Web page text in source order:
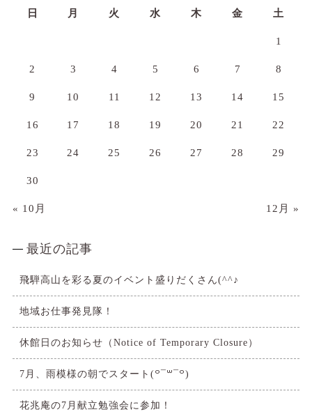
日 月 火 水 木 金 土
1
2 3 4 5 6 7 8
9 10 11 12 13 14 15
16 17 18 19 20 21 22
23 24 25 26 27 28 29
30
« 10月 12月 »
最近の記事
飛騨高山を彩る夏のイベント盛りだくさん(^^♪
地域お仕事発見隊！
休館日のお知らせ（Notice of Temporary Closure）
7月、雨模様の朝でスタート(꒪¯꒳​¯꒪)
花兆庵の7月献立勉強会に参加！